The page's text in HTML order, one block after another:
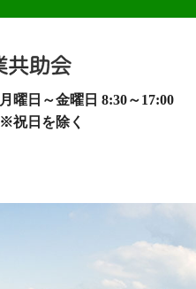
月曜日～金曜日 8:30～17:00
※祝日を除く